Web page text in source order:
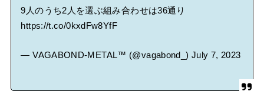
9人のうち2人を選ぶ組み合わせは36通り
https://t.co/0kxdFw8YfF
— VAGABOND-METAL™ (@vagabond_) July 7, 2023